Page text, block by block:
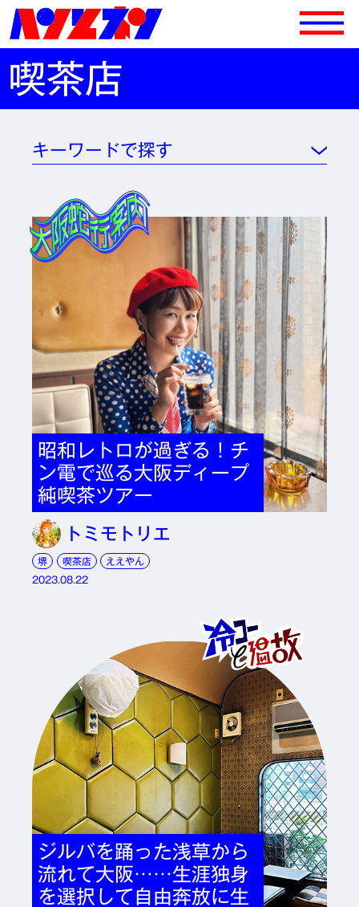
喫茶店
キーワードで探す
昭和レトロが過ぎる！チ
ン電で巡る大阪ディープ
純喫茶ツアー
トミモトリエ
堺 喫茶店
ええやん
2023.08.22
ジルバを踊った浅草から
流れて大阪……生涯独身
を選択して自由奔放に生